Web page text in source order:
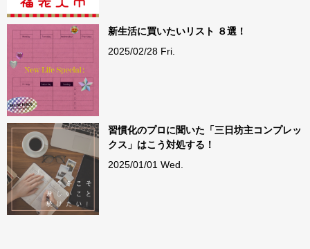
新生活に買いたいリスト ８選！
2025/02/28 Fri.
習慣化のプロに聞いた「三日坊主コンプレッ
クス」はこう対処する！
2025/01/01 Wed.